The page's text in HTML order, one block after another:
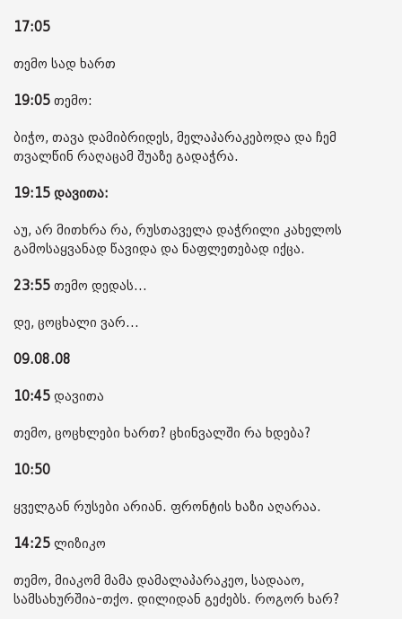
17:05
თემო სად ხართ
19:05 თემო:
ბიჭო, თავა დამიბრიდეს, მელაპარაკებოდა და ჩემ
თვალწინ რაღაცამ შუაზე გადაჭრა.
19:15 დავითა:
აუ, არ მითხრა რა, რუსთაველა დაჭრილი კახელოს
გამოსაყვანად წავიდა და ნაფლეთებად იქცა.
23:55 თემო დედას...
დე, ცოცხალი ვარ...
09.08.08
10:45 დავითა
თემო, ცოცხლები ხართ? ცხინვალში რა ხდება?
10:50
ყველგან რუსები არიან. ფრონტის ხაზი აღარაა.
14:25 ლიზიკო
თემო, მიაკომ მამა დამალაპარაკეო, სადააო,
სამსახურშია-თქო. დილიდან გეძებს. როგორ ხარ?